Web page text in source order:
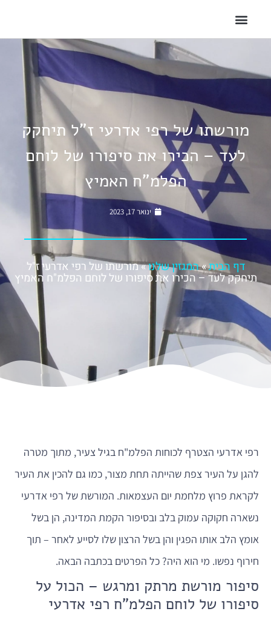
מורשתו של רפי אדרעי ז"ל תיחקק
לעד – הכירו את סיפורו של לוחם
הפלמ"ח האמיץ
ינואר 17, 2023
דף הבית»המגזין שלנו»מורשתו של רפי אדרעי ז"ל
תיחקק לעד – הכירו את סיפורו של לוחם הפלמ"ח האמיץ
רפי אדרעי הצטרף לכוחות הפלמ"ח בגיל צעיר, מתוך מטרה
להגן על העיר צפת שהייתה תחת מצור, כמו גם להכין את העיר
לקראת פרוץ מלחמת יום העצמאות. המורשת של רפי אדרעי
נשארה חקוקה עמוק בלב ובסיפור הקמת המדינה, הן בשל
אומץ הלב אותו הפגין והן בשל הרצון שלו לסייע לאחר – תוך
חירוף נפשו. מי הוא היה? כל הפרטים בכתבה הבאה.
סיפור מורשת מרתק ומרגש – הכול על
סיפורו של לוחם הפלמ"ח רפי אדרעי